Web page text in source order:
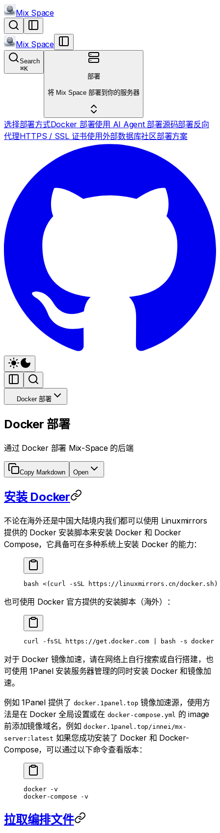
Mix Space
Mix Space
Search
⌘K
部署
将 Mix Space 部署到你的服务器
选择部署方式Docker 部署使用 AI Agent 部署源码部署反向
代理HTTPS / SSL 证书使用外部数据库社区部署方案
Docker 部署
Docker 部署
通过 Docker 部署 Mix-Space 的后端
Copy Markdown Open
安装 Docker
不论在海外还是中国大陆境内我们都可以使用 Linuxmirrors
提供的 Docker 安装脚本来安装 Docker 和 Docker
Compose，它具备可在多种系统上安装 Docker 的能力：
bash <(curl -sSL https://linuxmirrors.cn/docker.sh)
也可使用 Docker 官方提供的安装脚本（海外）：
curl -fsSL https://get.docker.com | bash -s docker
对于 Docker 镜像加速，请在网络上自行搜索或自行搭建，也
可使用 1Panel 安装服务器管理的同时安装 Docker 和镜像加
速。
例如 1Panel 提供了 docker.1panel.top 镜像加速源，使用方
法是在 Docker 全局设置或在 docker-compose.yml 的 image
前添加镜像域名，例如docker.1panel.top/innei/mx-
server:latest 如果您成功安装了 Docker 和 Docker-
Compose，可以通过以下命令查看版本：
docker -v
docker-compose -v
拉取编排文件